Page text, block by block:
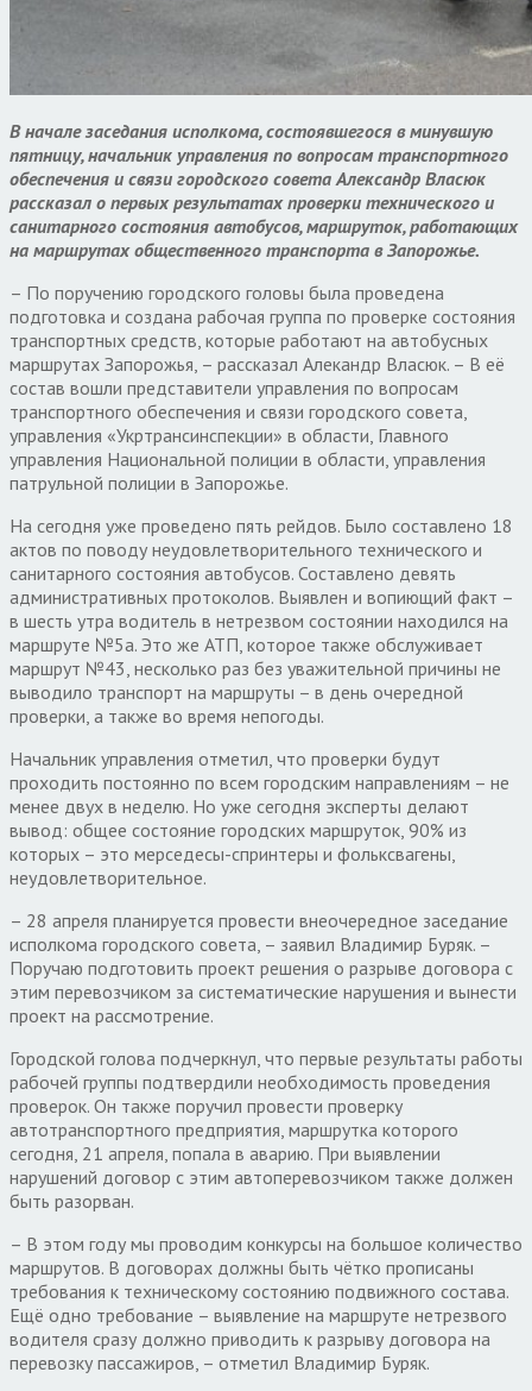
В начале заседания исполкома, состоявшегося в минувшую
пятницу, начальник управления по вопросам транспортного
обеспечения и связи городского совета Александр Власюк
рассказал о первых результатах проверки технического и
санитарного состояния автобусов, маршруток, работающих
на маршрутах общественного транспорта в Запорожье.
– По поручению городского головы была проведена
подготовка и создана рабочая группа по проверке состояния
транспортных средств, которые работают на автобусных
маршрутах Запорожья, – рассказал Алекандр Власюк. – В её
состав вошли представители управления по вопросам
транспортного обеспечения и связи городского совета,
управления «Укртрансинспекции» в области, Главного
управления Национальной полиции в области, управления
патрульной полиции в Запорожье.
На сегодня уже проведено пять рейдов. Было составлено 18
актов по поводу неудовлетворительного технического и
санитарного состояния автобусов. Составлено девять
административных протоколов. Выявлен и вопиющий факт –
в шесть утра водитель в нетрезвом состоянии находился на
маршруте №5а. Это же АТП, которое также обслуживает
маршрут №43, несколько раз без уважительной причины не
выводило транспорт на маршруты – в день очередной
проверки, а также во время непогоды.
Начальник управления отметил, что проверки будут
проходить постоянно по всем городским направлениям – не
менее двух в неделю. Но уже сегодня эксперты делают
вывод: общее состояние городских маршруток, 90% из
которых – это мерседесы-спринтеры и фольксвагены,
неудовлетворительное.
– 28 апреля планируется провести внеочередное заседание
исполкома городского совета, – заявил Владимир Буряк. –
Поручаю подготовить проект решения о разрыве договора с
этим перевозчиком за систематические нарушения и вынести
проект на рассмотрение.
Городской голова подчеркнул, что первые результаты работы
рабочей группы подтвердили необходимость проведения
проверок. Он также поручил провести проверку
автотранспортного предприятия, маршрутка которого
сегодня, 21 апреля, попала в аварию. При выявлении
нарушений договор с этим автоперевозчиком также должен
быть разорван.
– В этом году мы проводим конкурсы на большое количество
маршрутов. В договорах должны быть чётко прописаны
требования к техническому состоянию подвижного состава.
Ещё одно требование – выявление на маршруте нетрезвого
водителя сразу должно приводить к разрыву договора на
перевозку пассажиров, – отметил Владимир Буряк.